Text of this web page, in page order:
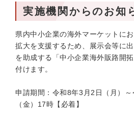
実施機関からのお知
県内中小企業の海外マーケットに
拡大を支援するため、展示会等に
を助成する「中小企業海外販路開
付けます。
申請期間：令和8年3月2日（月）
（金）17時【必着】